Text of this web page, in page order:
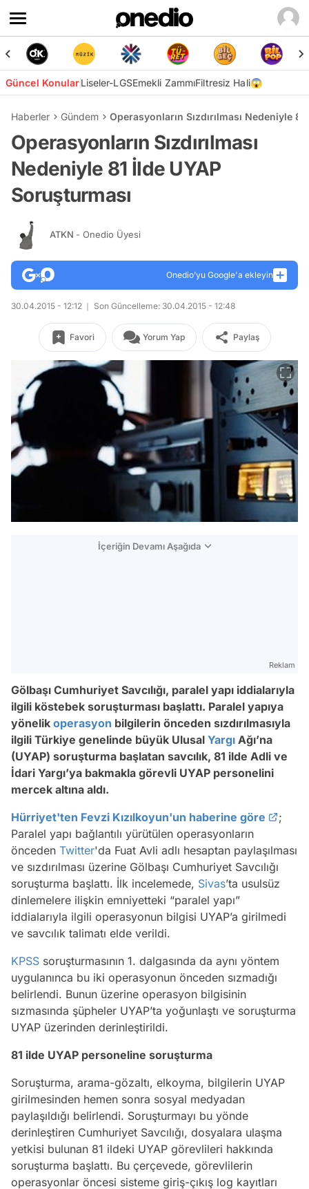
Güncel KonularLiseler-LGSEmekli ZammıFiltresiz Hali😱
Haberler Gündem Operasyonların Sızdırılması Nedeniyle
Operasyonların Sızdırılması
Nedeniyle 81 İlde UYAP
Soruşturması
ATKN - Onedio Üyesi
Onedio’yu Google'a ekleyin
30.04.2015 - 12:12 Son Güncelleme: 30.04.2015 - 12:48
Favori Yorum Yap Paylaş
İçeriğin Devamı Aşağıda
Reklam
Gölbaşı Cumhuriyet Savcılığı, paralel yapı iddialarıyla
ilgili köstebek soruşturması başlattı. Paralel yapıya
yönelik operasyon bilgilerin önceden sızdırılmasıyla
ilgili Türkiye genelinde büyük Ulusal Yargı Ağı’na
(UYAP) soruşturma başlatan savcılık, 81 ilde Adli ve
İdari Yargı’ya bakmakla görevli UYAP personelini
mercek altına aldı.
Hürriyet'ten Fevzi Kızılkoyun'un haberine göre
;
Paralel yapı bağlantılı yürütülen operasyonların
önceden Twitter'da Fuat Avli adlı hesaptan paylaşılması
ve sızdırılması üzerine Gölbaşı Cumhuriyet Savcılığı
soruşturma başlattı. İlk incelemede, Sivas’ta usulsüz
dinlemelere ilişkin emniyetteki “paralel yapı”
iddialarıyla ilgili operasyonun bilgisi UYAP’a girilmedi
ve savcılık talimatı elde verildi.
KPSS soruşturmasının 1. dalgasında da aynı yöntem
uygulanınca bu iki operasyonun önceden sızmadığı
belirlendi. Bunun üzerine operasyon bilgisinin
sızmasında şüpheler UYAP’ta yoğunlaştı ve soruşturma
UYAP üzerinden derinleştirildi.
81 ilde UYAP personeline soruşturma
Soruşturma, arama-gözaltı, elkoyma, bilgilerin UYAP
girilmesinden hemen sonra sosyal medyadan
paylaşıldığı belirlendi. Soruşturmayı bu yönde
derinleştiren Cumhuriyet Savcılığı, dosyalara ulaşma
yetkisi bulunan 81 ildeki UYAP görevlileri hakkında
soruşturma başlattı. Bu çerçevede, görevlilerin
operasyonlar öncesi sisteme giriş-çıkış log kayıtları